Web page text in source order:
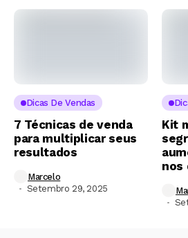
Dicas De Vendas
7 Técnicas de venda
para multiplicar seus
resultados
Marcelo
Setembro 29, 2025
Kit
nos